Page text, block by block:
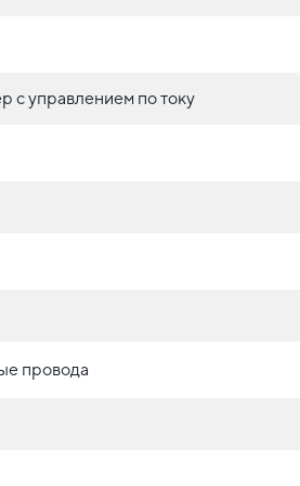
с управлением по току
провода